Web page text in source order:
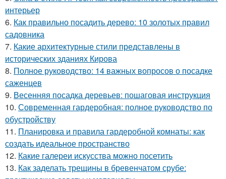
интерьер
6. Как правильно посадить дерево: 10 золотых правил
садовника
7. Какие архитектурные стили представлены в
исторических зданиях Кирова
8. Полное руководство: 14 важных вопросов о посадке
саженцев
9. Весенняя посадка деревьев: пошаговая инструкция
10. Современная гардеробная: полное руководство по
обустройству
11. Планировка и правила гардеробной комнаты: как
создать идеальное пространство
12. Какие галереи искусства можно посетить
13. Как заделать трещины в бревенчатом срубе: